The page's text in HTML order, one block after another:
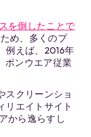
を倒したことで
め、多くのプ
例えば、2016年
ポンウエア従業
スクリーンショ
リエイトサイト
から逸らすし